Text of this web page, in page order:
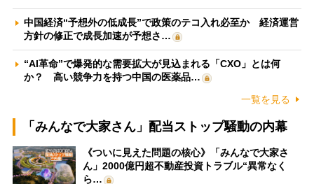
中国経済“予想外の低成長”で政策のテコ入れ必至か 経済運営
方針の修正で成長加速が予想さ…
“AI革命”で爆発的な需要拡大が見込まれる「CXO」とは何
か？ 高い競争力を持つ中国の医薬品…
一覧を見る
「みんなで大家さん」配当ストップ騒動の内幕
《ついに見えた問題の核心》「みんなで大家さ
ん」2000億円超不動産投資トラブル“異常なく
ら…